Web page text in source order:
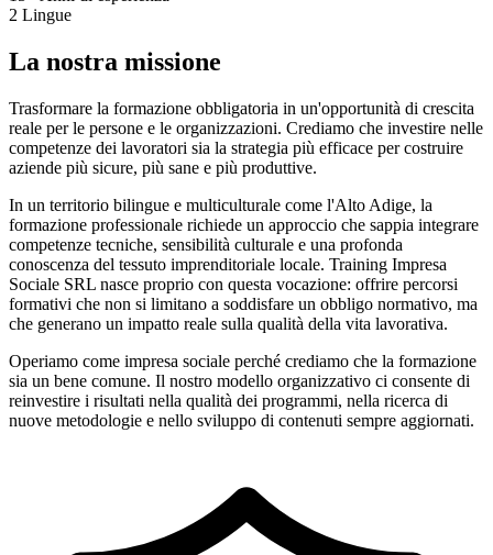
2 Lingue
La nostra missione
Trasformare la formazione obbligatoria in un'opportunità di crescita
reale per le persone e le organizzazioni. Crediamo che investire nelle
competenze dei lavoratori sia la strategia più efficace per costruire
aziende più sicure, più sane e più produttive.
In un territorio bilingue e multiculturale come l'Alto Adige, la
formazione professionale richiede un approccio che sappia integrare
competenze tecniche, sensibilità culturale e una profonda
conoscenza del tessuto imprenditoriale locale. Training Impresa
Sociale SRL nasce proprio con questa vocazione: offrire percorsi
formativi che non si limitano a soddisfare un obbligo normativo, ma
che generano un impatto reale sulla qualità della vita lavorativa.
Operiamo come impresa sociale perché crediamo che la formazione
sia un bene comune. Il nostro modello organizzativo ci consente di
reinvestire i risultati nella qualità dei programmi, nella ricerca di
nuove metodologie e nello sviluppo di contenuti sempre aggiornati.